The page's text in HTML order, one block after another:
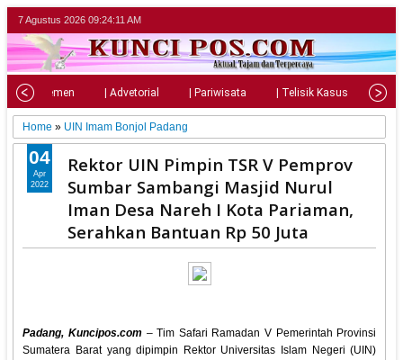
7 Agustus 2026 09:24:12 AM
| Parlemen | Advetorial | Pariwisata | Telisik Kasus |
Home » UIN Imam Bonjol Padang
Rektor UIN Pimpin TSR V Pemprov
Sumbar Sambangi Masjid Nurul
Iman Desa Nareh I Kota Pariaman,
Serahkan Bantuan Rp 50 Juta
Padang, Kuncipos.com – Tim Safari Ramadan V Pemerintah Provinsi
Sumatera Barat yang dipimpin Rektor Universitas Islam Negeri (UIN)
04
Apr
2022